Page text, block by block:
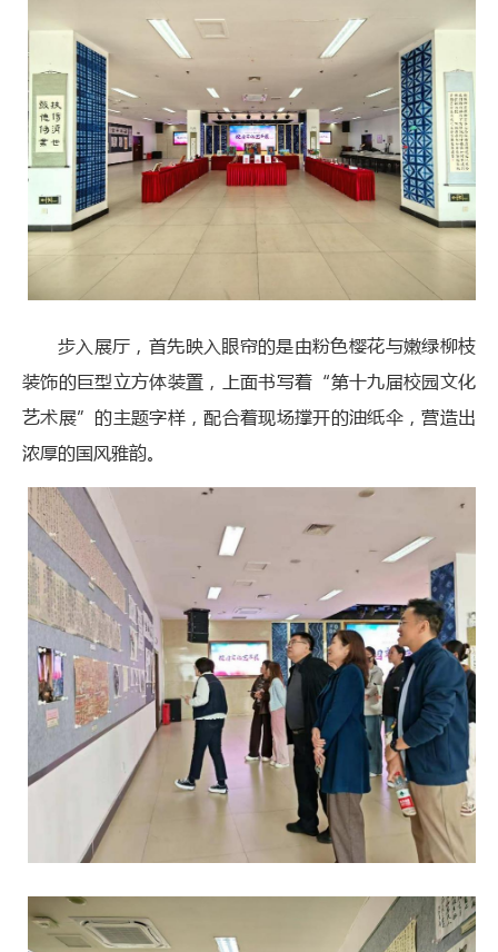
步入展厅，首先映入眼帘的是由粉色樱花与嫩绿柳枝
装饰的巨型立方体装置，上面书写着“第十九届校园文化
艺术展”的主题字样，配合着现场撑开的油纸伞，营造出
浓厚的国风雅韵。